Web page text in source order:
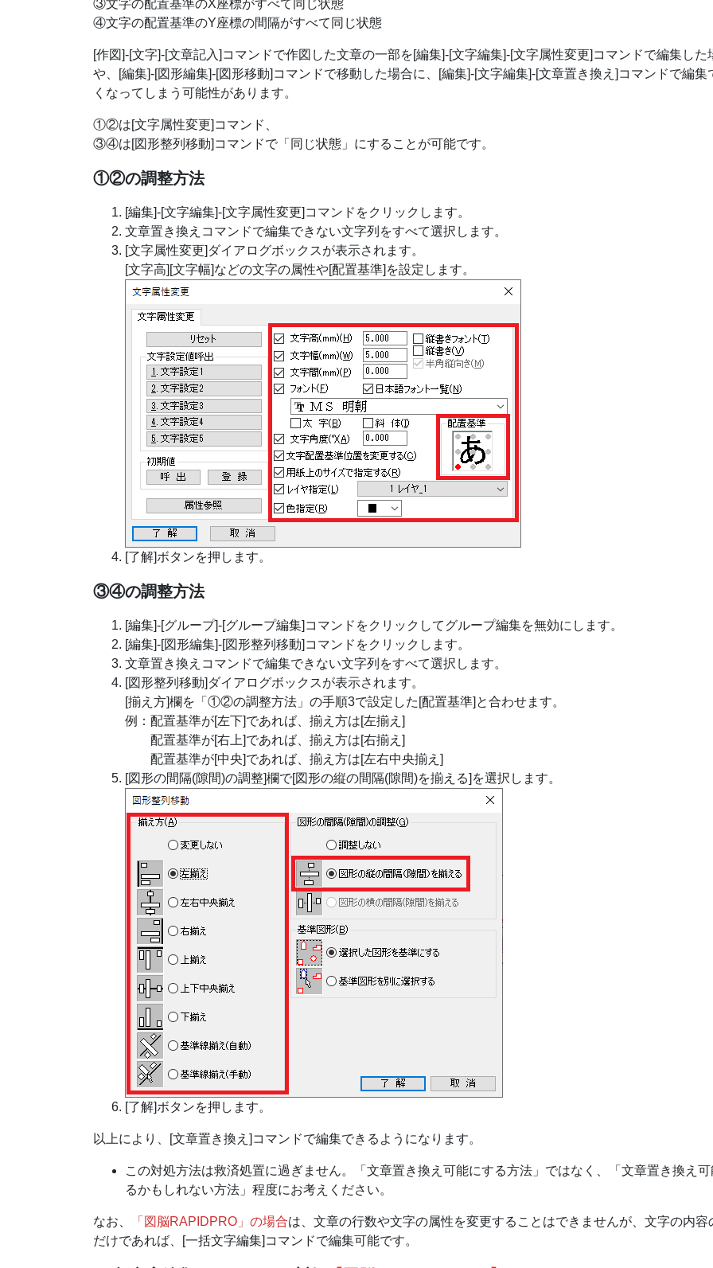
③文字の配置基準のX座標がすべて同じ状態
④文字の配置基準のY座標の間隔がすべて同じ状態
[作図]-[文字]-[文章記入]コマンドで作図した文章の一部を[編集]-[文字編集]-[文字属性変更]コマンドで編集した
や、[編集]-[図形編集]-[図形移動]コマンドで移動した場合に、[編集]-[文字編集]-[文章置き換え]コマンドで編集
くなってしまう可能性があります。
①②は[文字属性変更]コマンド、
③④は[図形整列移動]コマンドで「同じ状態」にすることが可能です。
①②の調整方法
[編集]-[文字編集]-[文字属性変更]コマンドをクリックします。
文章置き換えコマンドで編集できない文字列をすべて選択します。
[文字属性変更]ダイアログボックスが表示されます。
[文字高][文字幅]などの文字の属性や[配置基準]を設定します。
[了解]ボタンを押します。
③④の調整方法
[編集]-[グループ]-[グループ編集]コマンドをクリックしてグループ編集を無効にします。
[編集]-[図形編集]-[図形整列移動]コマンドをクリックします。
文章置き換えコマンドで編集できない文字列をすべて選択します。
[図形整列移動]ダイアログボックスが表示されます。
[揃え方]欄を「①②の調整方法」の手順3で設定した[配置基準]と合わせます。
例：配置基準が[左下]であれば、揃え方は[左揃え]
配置基準が[右上]であれば、揃え方は[右揃え]
配置基準が[中央]であれば、揃え方は[左右中央揃え]
[図形の間隔(隙間)の調整]欄で[図形の縦の間隔(隙間)を揃える]を選択します。
[了解]ボタンを押します。
以上により、[文章置き換え]コマンドで編集できるようになります。
この対処方法は救済処置に過ぎません。「文章置き換え可能にする方法」ではなく、「文章置き換え
るかもしれない方法」程度にお考えください。
なお、 「図脳RAPIDPRO」の場合は、文章の行数や文字の属性を変更することはできませんが、文字の内容
だけであれば、[一括文字編集]コマンドで編集可能です。